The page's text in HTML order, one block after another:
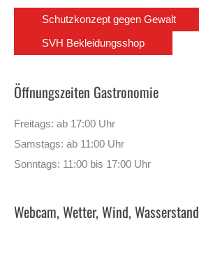
Schutzkonzept gegen Gewalt
SVH Bekleidungsshop
Öffnungszeiten Gastronomie
Freitags: ab 17:00 Uhr
Samstags: ab 11:00 Uhr
Sonntags: 11:00 bis 17:00 Uhr
Webcam, Wetter, Wind, Wasserstand